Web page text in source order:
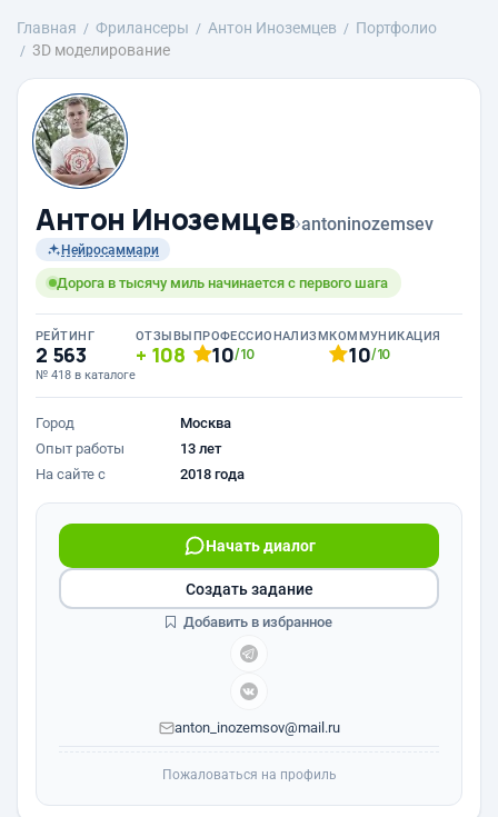
Главная Фрилансеры Антон Иноземцев
Портфолио
3D моделирование
Антон Иноземцев›antoninozemsev
Нейросаммари
Дорога в тысячу миль начинается с первого шага
РЕЙТИНГ
2 563
№ 418 в каталоге
ОТЗЫВЫ
108
ПРОФЕССИОНАЛИЗМ
10/10
КОММУНИКАЦИЯ
10/10
Город
Москва
Опыт работы
13 лет
На сайте с
2018 года
Начать диалог
anton_inozemsov@mail.ru
Создать задание
Добавить в избранное
Пожаловаться на профиль